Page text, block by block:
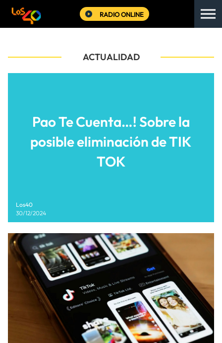
RADIO ONLINE
ACTUALIDAD
Pao Te Cuenta…! Sobre la
posible eliminación de TIK
TOK
Los40
30/12/2024